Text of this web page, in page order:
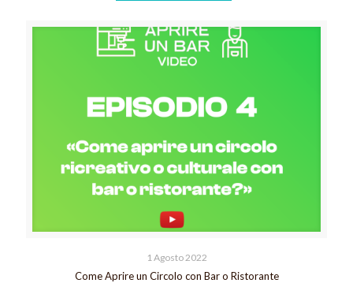
1 Agosto 2022
Come Aprire un Circolo con Bar o Ristorante